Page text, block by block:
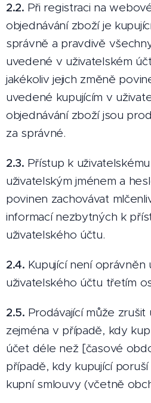
2.2. Při registraci na
objednávání zboží je
správně a pravdivě
uvedené v uživatelském
jakékoliv jejich změně
uvedené kupujícím v
objednávání zboží jsou
za správné.
2.3. Přístup k
uživatelským jménem a
povinen zachovávat
informací nezbytných k
uživatelského účtu.
2.4. Kupující není oprávněn
uživatelského účtu třetím
2.5. Prodávající může
zejména v případě, kdy
účet déle než [časové
případě, kdy kupující
kupní smlouvy (včetně